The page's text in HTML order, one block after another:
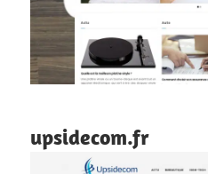
upsidecom.fr